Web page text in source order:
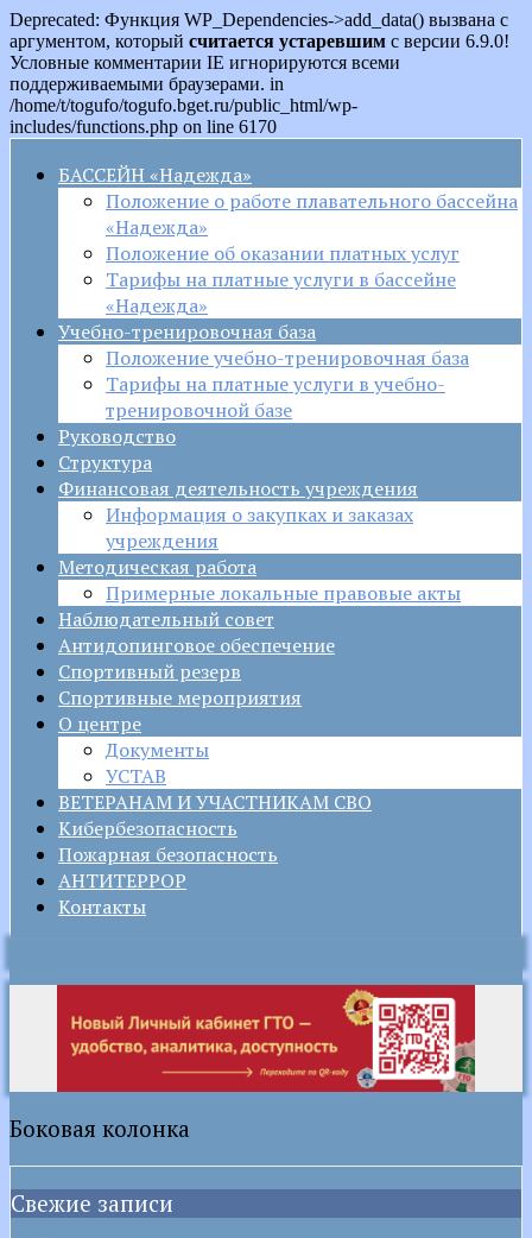
Deprecated: Функция WP_Dependencies->add_data() вызвана с
аргументом, который считается устаревшим с версии 6.9.0!
Условные комментарии IE игнорируются всеми
поддерживаемыми браузерами. in
/home/t/togufo/togufo.bget.ru/public_html/wp-
includes/functions.php on line 6170
БАССЕЙН «Надежда»
Положение о работе плавательного бассейна
«Надежда»
Положение об оказании платных услуг
Тарифы на платные услуги в бассейне
«Надежда»
Учебно-тренировочная база
Положение учебно-тренировочная база
Тарифы на платные услуги в учебно-
тренировочной базе
Руководство
Структура
Финансовая деятельность учреждения
Информация о закупках и заказах
учреждения
Методическая работа
Примерные локальные правовые акты
Наблюдательный совет
Антидопинговое обеспечение
Спортивный резерв
Спортивные мероприятия
О центре
Документы
УСТАВ
ВЕТЕРАНАМ И УЧАСТНИКАМ СВО
Кибербезопасность
Пожарная безопасность
АНТИТЕРРОР
Контакты
Боковая колонка
Свежие записи